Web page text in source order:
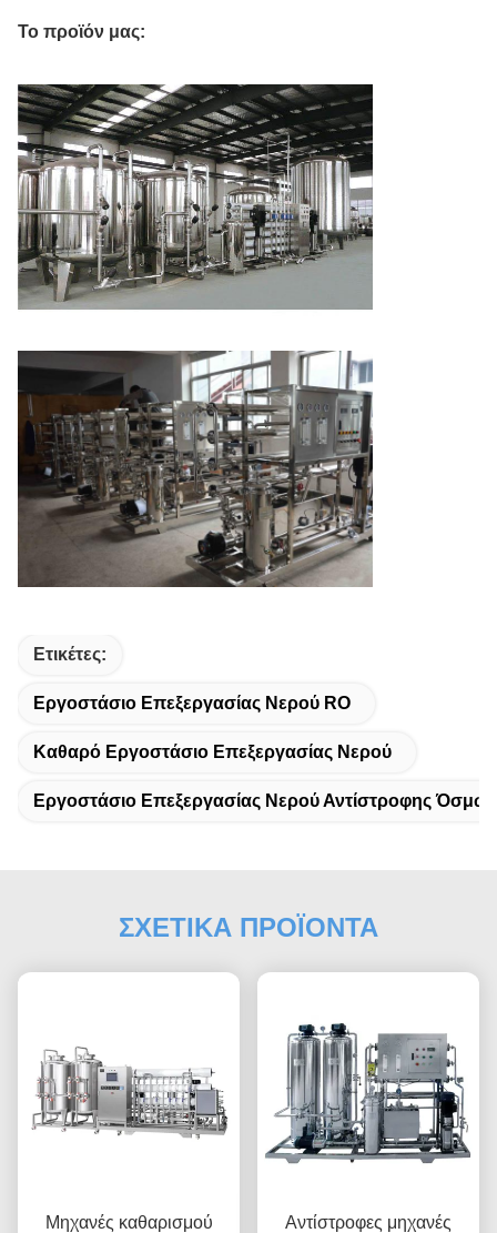
Το προϊόν μας:
Ετικέτες:
Εργοστάσιο Επεξεργασίας Νερού RO
Καθαρό Εργοστάσιο Επεξεργασίας Νερού
Εργοστάσιο Επεξεργασίας Νερού Αντίστροφης
ΣΧΕΤΙΚΑ ΠΡΟΪΟΝΤΑ
Μηχανές καθαρισμού
Αντίστροφες μηχανές